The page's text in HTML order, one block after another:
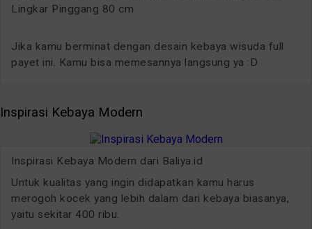
Lingkar Pinggang 80 cm
Jika kamu berminat dengan desain kebaya wisuda full
payet ini. Kamu bisa memesannya langsung ya :D
Inspirasi Kebaya Modern
Inspirasi Kebaya Modern dari Baliya.id
Untuk kualitas yang ingin didapatkan kamu harus
merogoh kocek yang lebih dalam dari kebaya biasanya,
yaitu sekitar 400 ribu.